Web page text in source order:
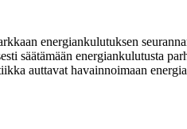
energiankulutuksen
säätämään energiankulutusta
auttavat havainnoimaan